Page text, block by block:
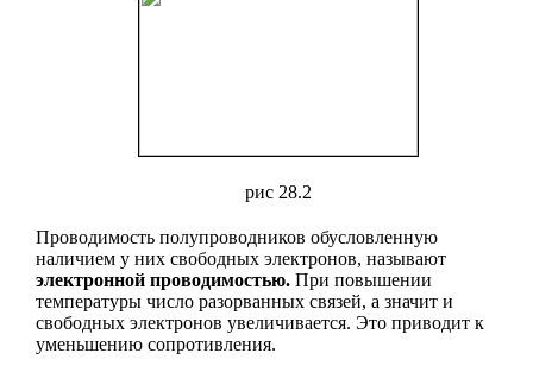
рис 28.2
Проводимость полупроводников обусловленную
наличием у них свободных электронов, называют
электронной проводимостью. При повышении
температуры число разорванных связей, а значит и
свободных электронов увеличивается. Это приводит к
уменьшению сопротивления.